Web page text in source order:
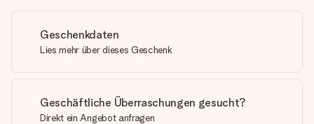
Geschenkdaten
Lies mehr über dieses Geschenk
Geschäftliche Überraschungen gesucht?
Direkt ein Angebot anfragen